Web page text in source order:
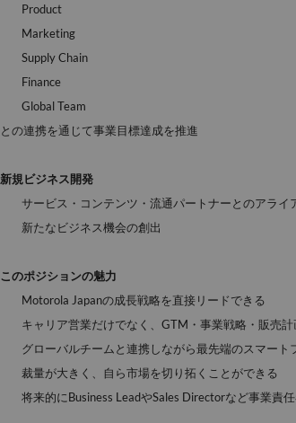
Product
Marketing
Supply Chain
Finance
Global Team
との連携を通じて事業目標達成を推進
新規ビジネス開発
サービス・コンテンツ・流通パートナーとのアライ
新たなビジネス機会の創出
このポジションの魅力
Motorola Japanの成長戦略を直接リードできる
キャリア営業だけでなく、GTM・事業戦略・販売
グローバルチームと連携しながら最先端のスマート
裁量が大きく、自ら市場を切り拓くことができる
将来的にBusiness LeadやSales Directorなど事業責